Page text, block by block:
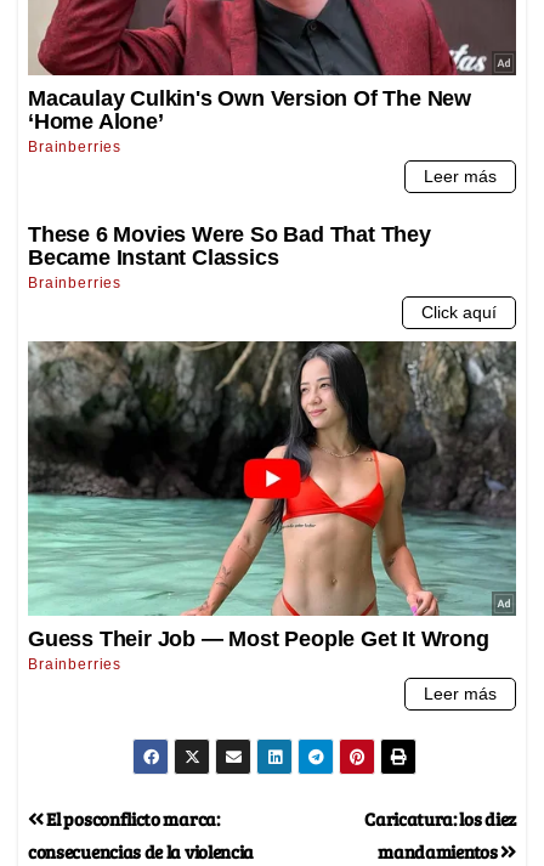
Caricatura: los diez
mandamientos
El posconflicto marca:
consecuencias de la violencia